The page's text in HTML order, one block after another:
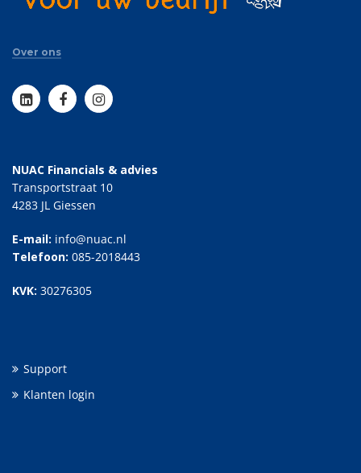
Over ons
NUAC Financials & advies
Transportstraat 10
4283 JL Giessen
E-mail: info@nuac.nl
Telefoon: 085-2018443
KVK: 30276305
Support
Klanten login